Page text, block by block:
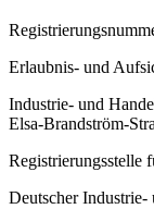
Erlaubnis- und
Industrie- und
Elsa-Brandström-
Registrierungsstelle
Deutscher